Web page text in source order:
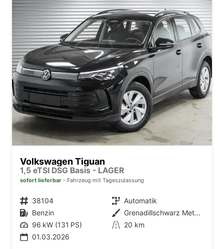
Volkswagen Tiguan
1,5 eTSI DSG Basis - LAGER
sofort lieferbar Fahrzeug mit Tageszulassung
Fahrzeugnr. 38104 Getriebe Automatik
Kraftstoff Benzin Außenfarbe
Grenadillschwarz Metallic (0E)
Leistung 96 kW (131 PS) Kilometerstand 20 km
01.03.2026